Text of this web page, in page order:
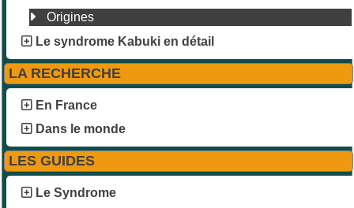
Origines
Le syndrome Kabuki en détail
LA RECHERCHE
En France
Dans le monde
LES GUIDES
Le Syndrome